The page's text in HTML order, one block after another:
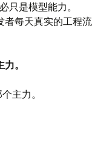
只是模型能力。
者每天真实的工程流
。
主力。